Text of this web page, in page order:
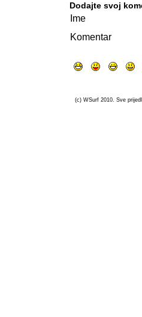
Dodajte svoj
Ime
Komentar
(c) WSurf 2010. Sve